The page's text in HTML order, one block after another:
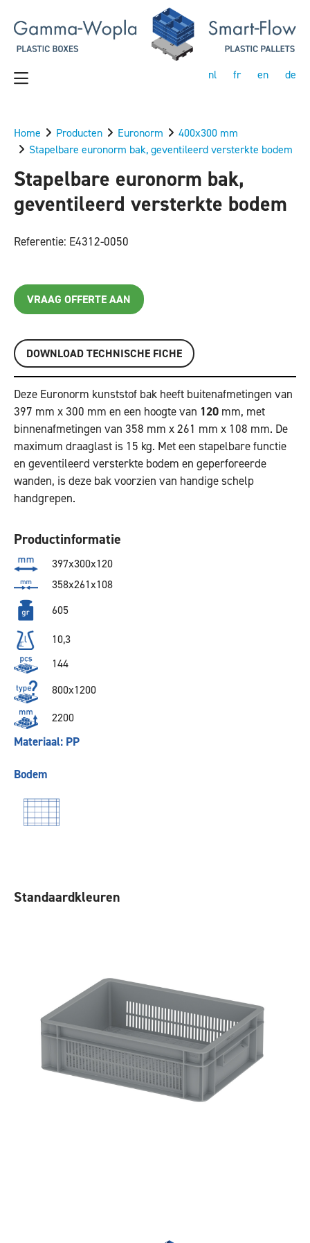
nl fr en de
Home Producten Euronorm
400x300 mm
Stapelbare euronorm bak, geventileerd versterkte bodem
Stapelbare euronorm bak,
geventileerd versterkte bodem
Referentie: E4312-0050
VRAAG OFFERTE AAN
DOWNLOAD TECHNISCHE FICHE
Deze Euronorm kunststof bak heeft buitenafmetingen van
397 mm x 300 mm en een hoogte van 120 mm, met
binnenafmetingen van 358 mm x 261 mm x 108 mm. De
maximum draaglast is 15 kg. Met een stapelbare functie
en geventileerd versterkte bodem en geperforeerde
wanden, is deze bak voorzien van handige schelp
handgrepen.
Productinformatie
397x300x120
358x261x108
605
10,3
144
800x1200
2200
Materiaal: PP
Bodem
Standaardkleuren